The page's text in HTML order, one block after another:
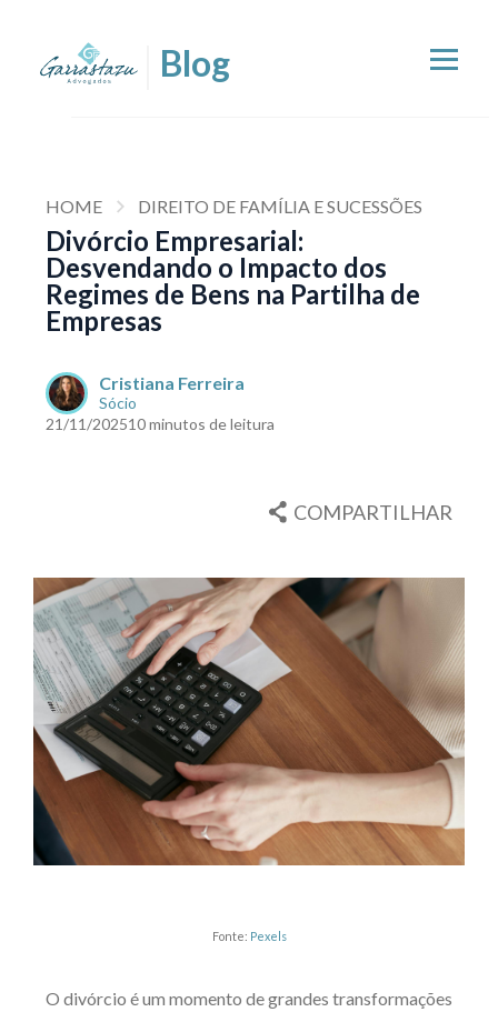
HOME DIREITO DE FAMÍLIA E SUCESSÕES
Divórcio Empresarial:
Desvendando o Impacto dos
Regimes de Bens na Partilha de
Empresas
Cristiana Ferreira
Sócio
21/11/202510 minutos de leitura
COMPARTILHAR
Fonte: Pexels
O divórcio é um momento de grandes transformações